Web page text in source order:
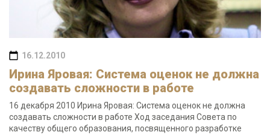
16.12.2010
Ирина Яровая: Система оценок не должна
создавать сложности в работе
16 декабря 2010 Ирина Яровая: Система оценок не должна
создавать сложности в работе Ход заседания Совета по
качеству общего образования, посвященного разработке